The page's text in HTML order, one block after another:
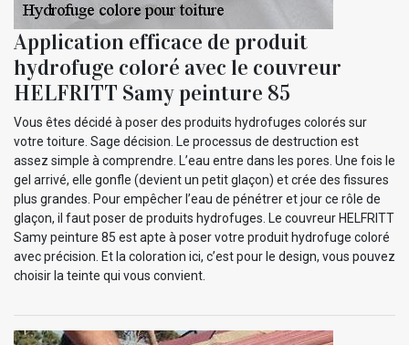
Application efficace de produit
hydrofuge coloré avec le couvreur
HELFRITT Samy peinture 85
Vous êtes décidé à poser des produits hydrofuges colorés sur
votre toiture. Sage décision. Le processus de destruction est
assez simple à comprendre. L’eau entre dans les pores. Une fois le
gel arrivé, elle gonfle (devient un petit glaçon) et crée des fissures
plus grandes. Pour empêcher l’eau de pénétrer et jour ce rôle de
glaçon, il faut poser de produits hydrofuges. Le couvreur HELFRITT
Samy peinture 85 est apte à poser votre produit hydrofuge coloré
avec précision. Et la coloration ici, c’est pour le design, vous pouvez
choisir la teinte qui vous convient.